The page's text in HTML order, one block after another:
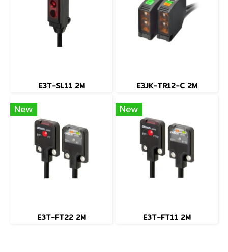
E3T-SL11 2M E3JK-TR12-C 2M
New
E3T-FT22 2M
New
E3T-FT11 2M